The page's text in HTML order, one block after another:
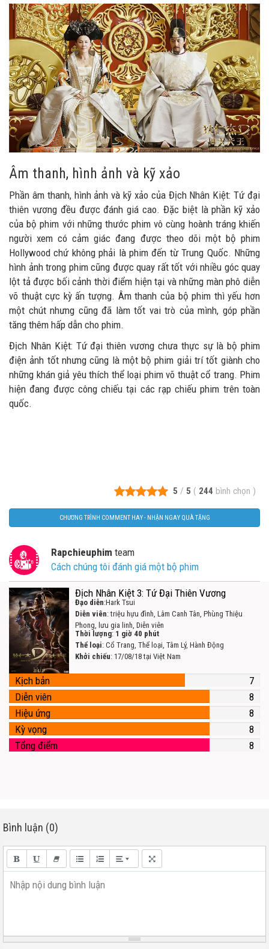
Âm thanh, hình ảnh và kỹ xảo
Phần âm thanh, hình ảnh và kỹ xảo của Địch Nhân Kiệt: Tứ đại
thiên vương đều được đánh giá cao. Đặc biệt là phần kỹ xảo
của bộ phim với những thước phim vô cùng hoành tráng khiến
người xem có cảm giác đang được theo dõi một bộ phim
Hollywood chứ không phải là phim đến từ Trung Quốc. Những
hình ảnh trong phim cũng được quay rất tốt với nhiều góc quay
lột tả được bối cảnh thời điểm hiện tại và những màn phô diễn
võ thuật cực kỳ ấn tượng. Âm thanh của bộ phim thì yếu hơn
một chút nhưng cũng đã làm tốt vai trò của mình, góp phần
tăng thêm hấp dẫn cho phim.
Địch Nhân Kiệt: Tứ đại thiên vương chưa thực sự là bộ phim
điện ảnh tốt nhưng cũng là một bộ phim giải trí tốt giành cho
những khán giả yêu thích thể loại phim võ thuật cổ trang. Phim
hiện đang được công chiếu tại các rạp chiếu phim trên toàn
quốc.
5 / 5 ( 244 bình chọn )
CHƯƠNG TRÌNH COMMENT HAY - NHẬN NGAY QUÀ TẶNG
Rapchieuphim team
Cách chúng tôi đánh giá một bộ phim
Địch Nhân Kiệt 3: Tứ Đại Thiên Vương
Đạo diễn:Hark Tsui
Diễn viên: triệu hựu đình, Lâm Canh Tân, Phùng Thiệu
Phong, lưu gia linh, Diễn viên
Thời lượng: 1 giờ 40 phút
Thể loại: Cổ Trang, Thể loại, Tâm Lý, Hành Động
Khởi chiếu: 17/08/18 tại Việt Nam
Kịch bản
7
Diễn viên
8
Hiệu ứng
8
Kỳ vọng
8
Tổng điểm
8
Bình luận (0)
Nhập nội dung bình luận